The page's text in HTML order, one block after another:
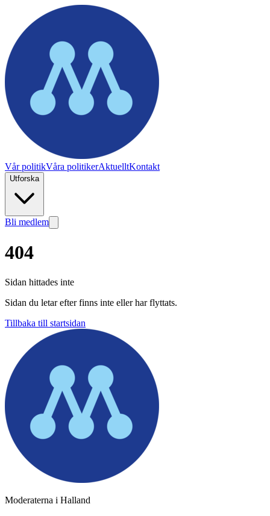
Vår politikVåra politikerAktuelltKontakt
Utforska
Bli medlem
404
Sidan hittades inte
Sidan du letar efter finns inte eller har flyttats.
Tillbaka till startsidan
Moderaterna i Halland